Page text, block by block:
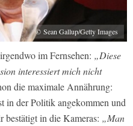
© Sean Gallup/Getty Images
im Fernsehen: „Diese
interessiert mich nicht
die maximale Annährung:
in der Politik angekommen und
bestätigt in die Kameras: „Man